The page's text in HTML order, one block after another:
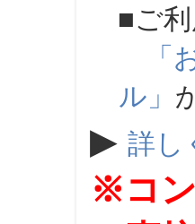
■ご利
「
ル」
▶ 詳し
※コ